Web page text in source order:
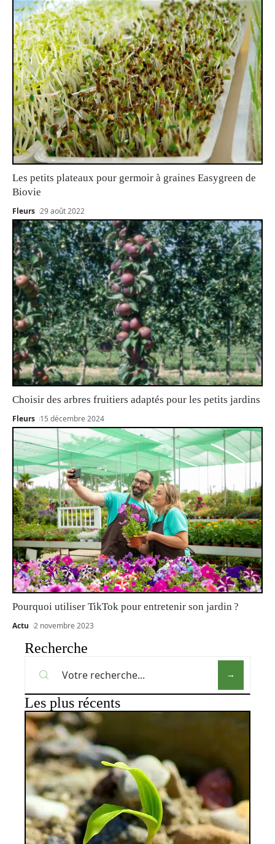
Les petits plateaux pour germoir à graines Easygreen de
Biovie
Fleurs 29 août 2022
Choisir des arbres fruitiers adaptés pour les petits jardins
Fleurs 15 décembre 2024
Pourquoi utiliser TikTok pour entretenir son jardin ?
Actu 2 novembre 2023
Recherche
Les plus récents